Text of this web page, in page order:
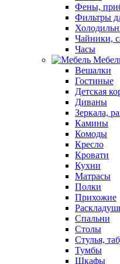
Фены,
Фильтры
Чайники,
Часы
Вешалки
Гостиные
Детская
Диваны
Зеркала,
Камины
Комоды
Кресло
Кровати
Кухни
Матрасы
Полки
Прихожие
Спальни
Столы
Стулья,
Тумбы
Шкафы